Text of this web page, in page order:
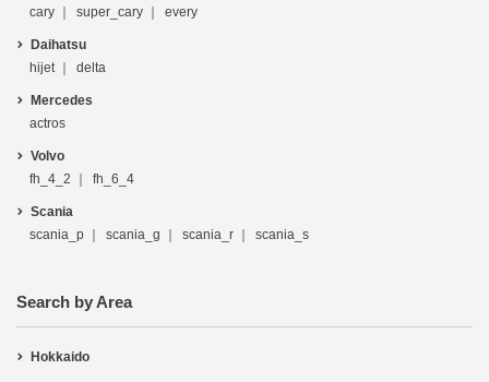
cary
super_cary every
Daihatsu
hijet
delta
Mercedes
actros
Volvo
fh_4_2
fh_6_4
Scania
scania_p
scania_g scania_r scania_s
Search by Area
Hokkaido